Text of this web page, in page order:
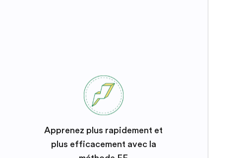
Apprenez plus rapidement et
plus efficacement avec la